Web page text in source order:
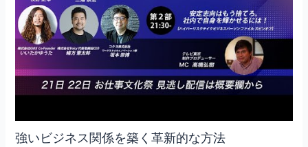
強いビジネス関係を築く革新的な方法